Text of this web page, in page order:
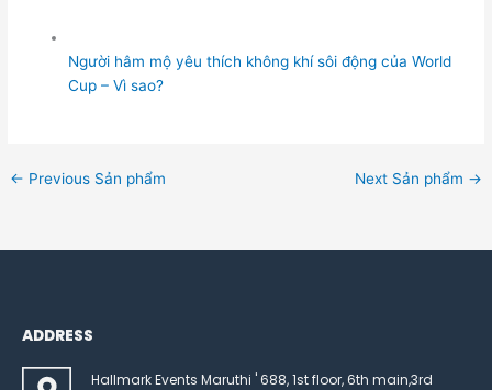
Người hâm mộ yêu thích không khí sôi động của World
Cup – Vì sao?
← Previous Sản phẩm Next Sản phẩm →
ADDRESS
Hallmark Events Maruthi ' 688, 1st floor, 6th main,3rd